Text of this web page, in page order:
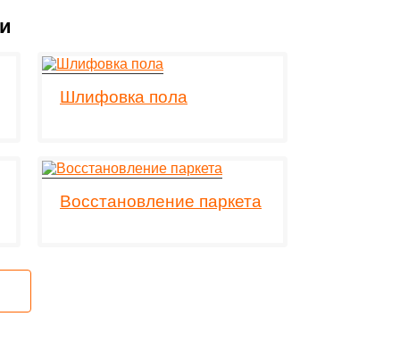
Шлифовка пола
Восстановление паркета